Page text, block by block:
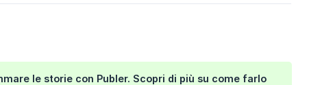
le storie con Publer. Scopri di più su come farlo